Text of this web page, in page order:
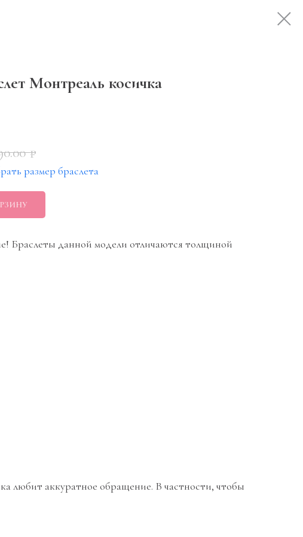
Монтреаль косичка
₽
размер браслета
Браслеты данной модели отличаются толщиной
любит аккуратное обращение. В частности, чтобы